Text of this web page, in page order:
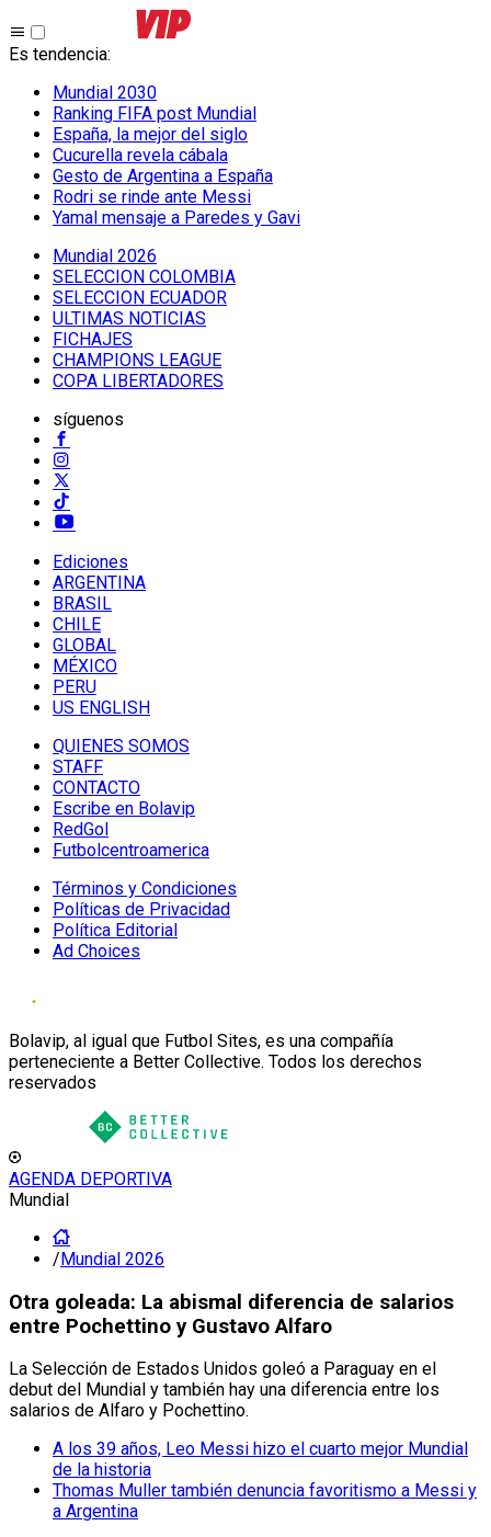
Es tendencia:
Mundial 2030
Ranking FIFA post Mundial
España, la mejor del siglo
Cucurella revela cábala
Gesto de Argentina a España
Rodri se rinde ante Messi
Yamal mensaje a Paredes y Gavi
Mundial 2026
SELECCION COLOMBIA
SELECCION ECUADOR
ULTIMAS NOTICIAS
FICHAJES
CHAMPIONS LEAGUE
COPA LIBERTADORES
síguenos
Ediciones
ARGENTINA
BRASIL
CHILE
GLOBAL
MÉXICO
PERU
US ENGLISH
QUIENES SOMOS
STAFF
CONTACTO
Escribe en Bolavip
RedGol
Futbolcentroamerica
Términos y Condiciones
Políticas de Privacidad
Política Editorial
Ad Choices
Bolavip, al igual que Futbol Sites, es una compañía
perteneciente a Better Collective. Todos los derechos
reservados
AGENDA DEPORTIVA
Mundial
/Mundial 2026
Otra goleada: La abismal diferencia de salarios
entre Pochettino y Gustavo Alfaro
La Selección de Estados Unidos goleó a Paraguay en el
debut del Mundial y también hay una diferencia entre los
salarios de Alfaro y Pochettino.
A los 39 años, Leo Messi hizo el cuarto mejor Mundial
de la historia
Thomas Muller también denuncia favoritismo a Messi y
a Argentina